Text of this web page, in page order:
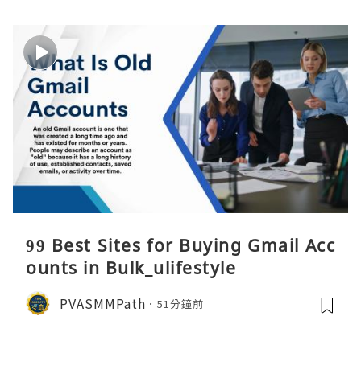
99 Best Sites for Buying Gmail Acc
ounts in Bulk_ulifestyle
PVASMMPath 51分鐘前